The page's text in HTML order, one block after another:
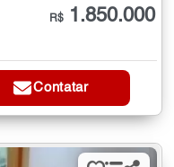
R$ 1.850.000
Contatar